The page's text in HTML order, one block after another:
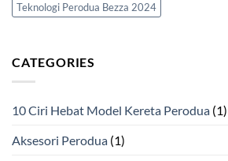
Teknologi Perodua Bezza 2024
CATEGORIES
10 Ciri Hebat Model Kereta Perodua (1)
Aksesori Perodua (1)